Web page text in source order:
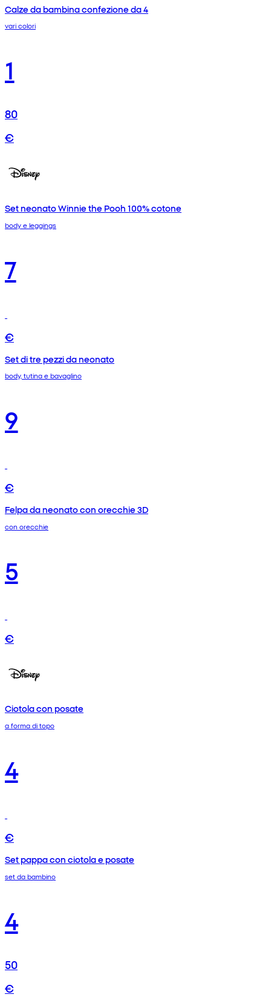
Calze da bambina confezione da 4
vari colori
1
80
€
Set neonato Winnie the Pooh 100% cotone
body e leggings
7
€
Set di tre pezzi da neonato
body, tutina e bavaglino
9
€
Felpa da neonato con orecchie 3D
con orecchie
5
€
Ciotola con posate
a forma di topo
4
€
Set pappa con ciotola e posate
set da bambino
4
50
€